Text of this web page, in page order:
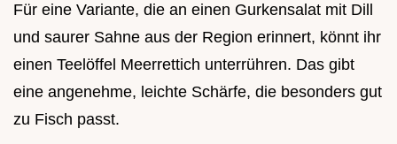
Für eine Variante, die an einen Gurkensalat mit Dill
und saurer Sahne aus der Region erinnert, könnt ihr
einen Teelöffel Meerrettich unterrühren. Das gibt
eine angenehme, leichte Schärfe, die besonders gut
zu Fisch passt.